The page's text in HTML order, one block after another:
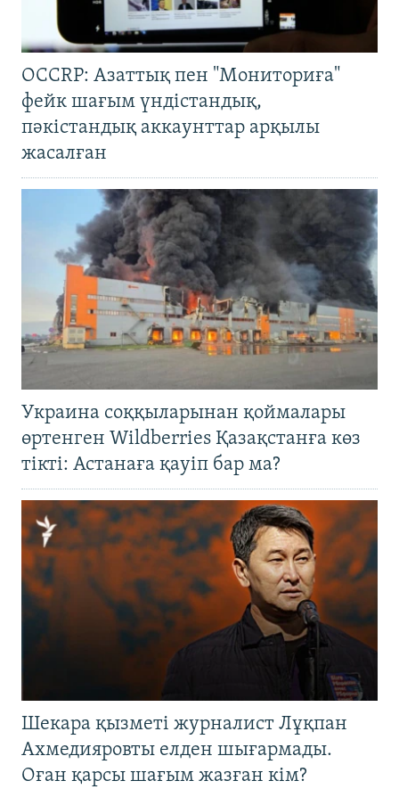
OCCRP: Азаттық пен "Мониториға"
фейк шағым үндістандық,
пәкістандық аккаунттар арқылы
жасалған
Украина соққыларынан қоймалары
өртенген Wildberries Қазақстанға көз
тікті: Астанаға қауіп бар ма?
Шекара қызметі журналист Лұқпан
Ахмедияровты елден шығармады.
Оған қарсы шағым жазған кім?